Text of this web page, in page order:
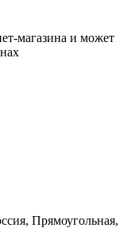
магазина и может
Прямоугольная,